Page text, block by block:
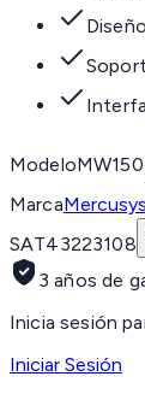
Modelo
MarcaMercusys
SAT43223108
3 años de
Inicia sesión
Iniciar Sesión